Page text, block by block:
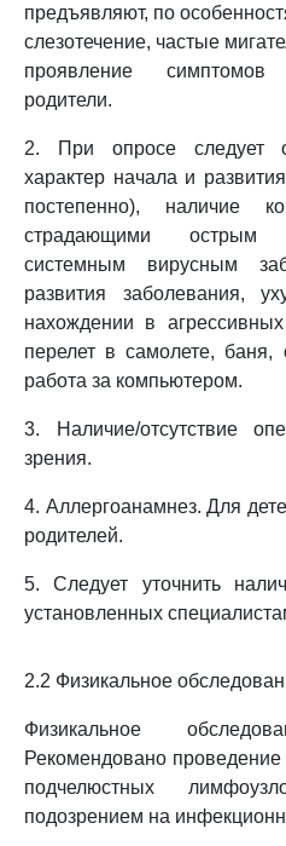
предъявляют, по
слезотечение, частые
проявление
родители.
2. При опросе следует
характер начала и
постепенно), наличие
страдающими острым
системным вирусным
развития заболевания,
нахождении в
перелет в самолете, баня,
работа за компьютером.
3. Наличие/отсутствие
зрения.
4. Аллергоанамнез. Для
родителей.
5. Следует уточнить
установленных
2.2 Физикальное
Физикальное
Рекомендовано
подчелюстных
подозрением на